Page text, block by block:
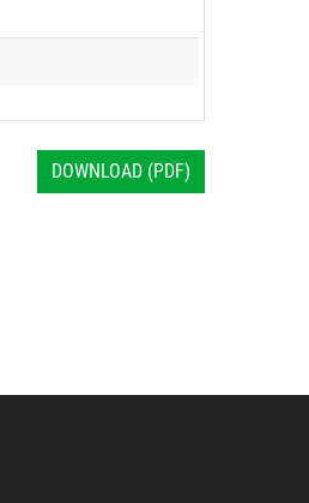
DOWNLOAD (PDF)